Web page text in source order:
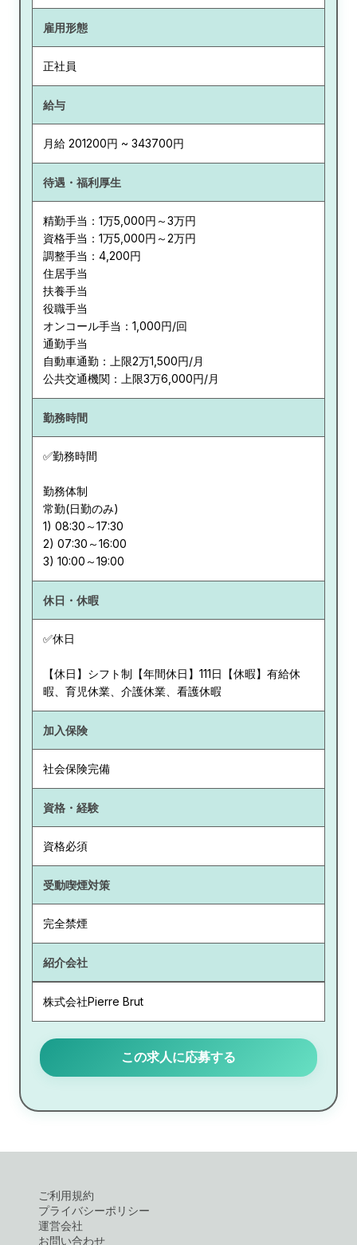
雇用形態
正社員
給与
月給 201200円 ~ 343700円
待遇・福利厚生
精勤手当：1万5,000円～3万円
資格手当：1万5,000円～2万円
調整手当：4,200円
住居手当
扶養手当
役職手当
オンコール手当：1,000円/回
通勤手当
自動車通勤：上限2万1,500円/月
公共交通機関：上限3万6,000円/月
勤務時間
✅勤務時間
勤務体制
常勤(日勤のみ)
1) 08:30～17:30
2) 07:30～16:00
休日・休暇
✅休日
【休日】シフト制【年間休日】111日【休暇】有給休
暇、育児休業、介護休業、看護休暇
加入保険
社会保険完備
資格・経験
資格必須
受動喫煙対策
完全禁煙
紹介会社
株式会社Pierre Brut
この求人に応募する
ご利用規約
プライバシーポリシー
運営会社
お問い合わせ